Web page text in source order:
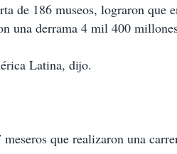
de 186 museos, lograron que
una derrama 4 mil 400
Latina, dijo.
que realizaron una